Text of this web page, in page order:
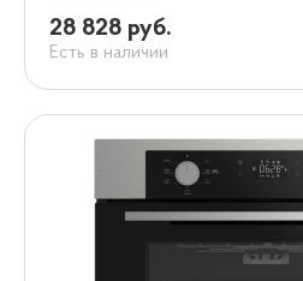
28 828 руб.
Есть в наличии